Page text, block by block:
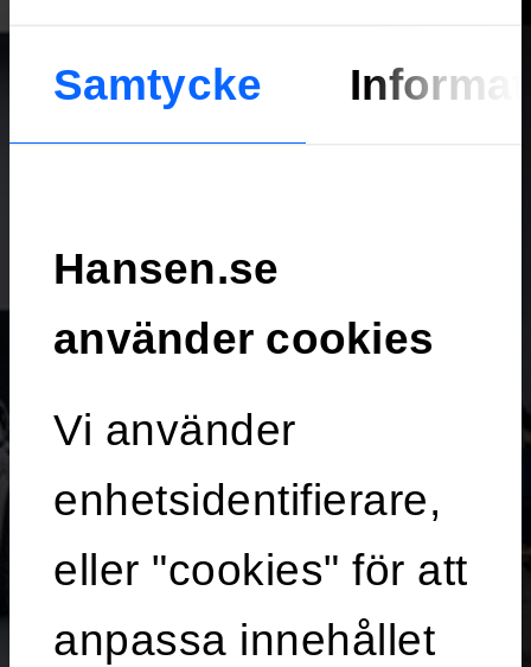
Samtycke
Hansen.se
använder cookies
Vi använder
enhetsidentifierare,
eller "cookies" för att
anpassa innehållet